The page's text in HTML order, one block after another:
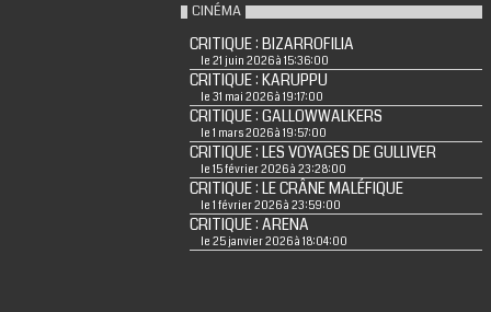
CINÉMA
CRITIQUE : BIZARROFILIA
le 21 juin 2026 à 15:36:00
CRITIQUE : KARUPPU
le 31 mai 2026 à 19:17:00
CRITIQUE : GALLOWWALKERS
le 1 mars 2026 à 19:57:00
CRITIQUE : LES VOYAGES DE GULLIVER
le 15 février 2026 à 23:28:00
CRITIQUE : LE CRÂNE MALÉFIQUE
le 1 février 2026 à 23:59:00
CRITIQUE : ARENA
le 25 janvier 2026 à 18:04:00